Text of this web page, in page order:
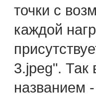
точки с
каждой
3.jpeg". Так
названием